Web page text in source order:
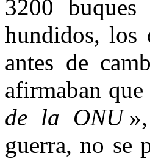
3200
hundidos, los
antes de
afirmaban que
de la ONU
guerra, no se